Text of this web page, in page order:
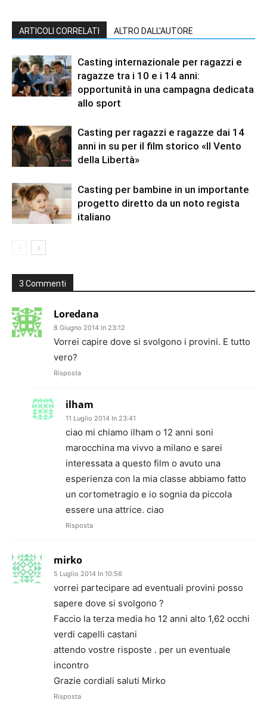
ARTICOLI CORRELATI ALTRO DALL'AUTORE
Casting internazionale per ragazzi e
ragazze tra i 10 e i 14 anni:
opportunità in una campagna dedicata
allo sport
Casting per ragazzi e ragazze dai 14
anni in su per il film storico «Il Vento
della Libertà»
Casting per bambine in un importante
progetto diretto da un noto regista
italiano
3 Commenti
Loredana
8 Giugno 2014 In 23:12
Vorrei capire dove si svolgono i provini. E tutto
vero?
Risposta
ilham
11 Luglio 2014 In 23:41
ciao mi chiamo ilham o 12 anni soni
marocchina ma vivvo a milano e sarei
interessata a questo film o avuto una
esperienza con la mia classe abbiamo fatto
un cortometragio e io sognia da piccola
essere una attrice. ciao
Risposta
mirko
5 Luglio 2014 In 10:56
vorrei partecipare ad eventuali provini posso
sapere dove si svolgono ?
Faccio la terza media ho 12 anni alto 1,62 occhi
verdi capelli castani
attendo vostre risposte . per un eventuale
incontro
Grazie cordiali saluti Mirko
Risposta